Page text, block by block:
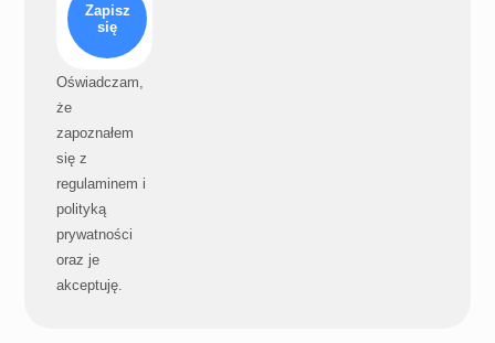
Zapisz
się
Oświadczam,
że
zapoznałem
się z
regulaminem i
polityką
prywatności
oraz je
akceptuję.